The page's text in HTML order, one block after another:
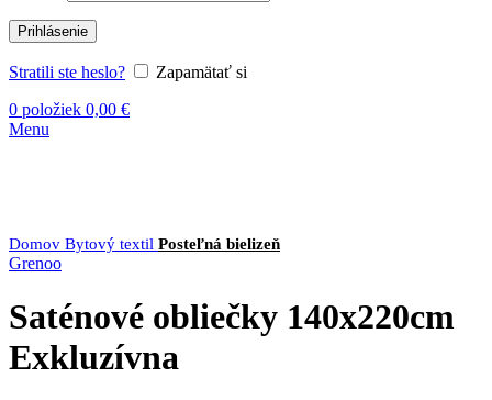
Prihlásenie
Stratili ste heslo?
Zapamätať si
0 položiek 0,00 €
Menu
-12%
Domov Bytový textil Posteľná bielizeň
Grenoo
Saténové obliečky 140x220cm
Exkluzívna